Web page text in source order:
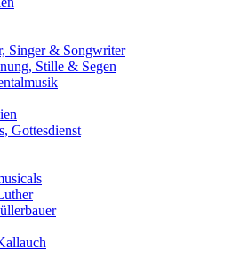
Singer & Songwriter
Stille & Segen
Gottesdienst